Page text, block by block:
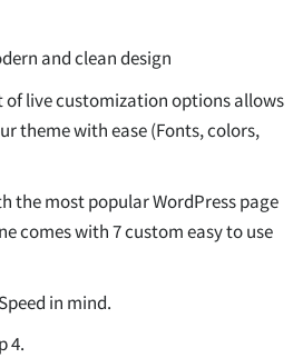
and clean design
of live customization options allows
theme with ease (Fonts, colors,
the most popular WordPress page
comes with 7 custom easy to use
in mind.
4.